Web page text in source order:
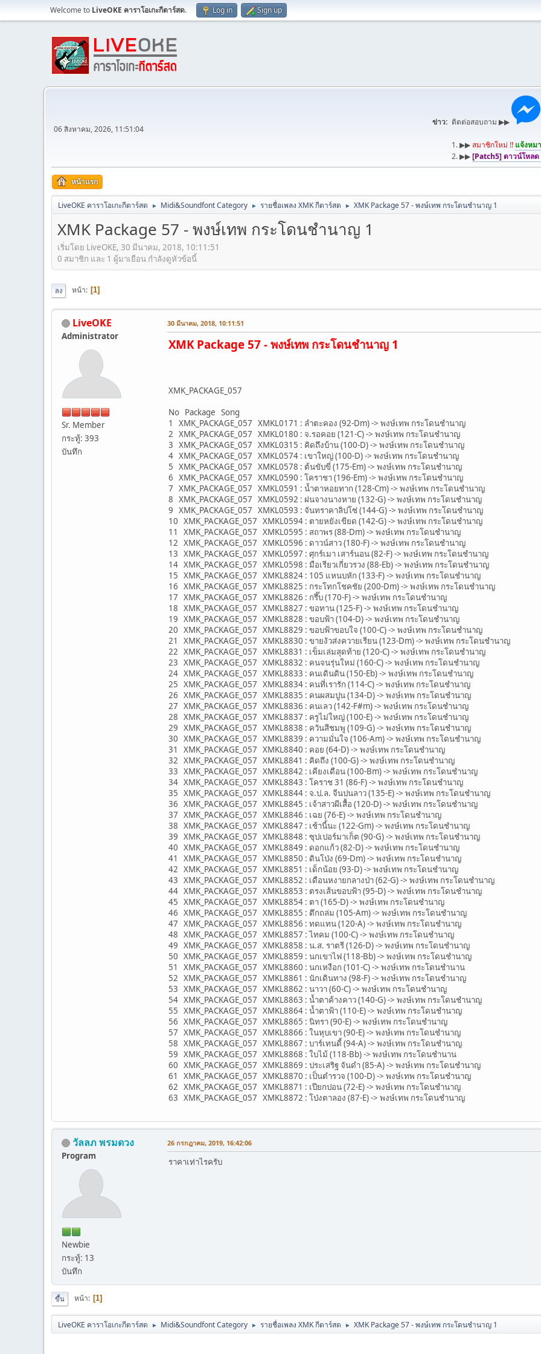
Welcome to LiveOKE คาราโอเกะกีตาร์สด. Log in Sign up
06 สิงหาคม, 2026, 11:51:04
ข่าว: ติดต่อสอบถาม ▶▶
1. ▶▶สมาชิกใหม่ !! แจ้งหม
2. ▶▶[Patch5] ดาวน์โหลด
หน้าแรก
LiveOKE คาราโอเกะกีตาร์สด ► Midi&Soundfont Category ► รายชื่อเพลง XMK กีตาร์สด ► XMK Package 57 - พงษ์เทพ กระโดนชำนาญ 1
XMK Package 57 - พงษ์เทพ กระโดนชำนาญ 1
เริ่มโดย LiveOKE, 30 มีนาคม, 2018, 10:11:51
0 สมาชิก และ 1 ผู้มาเยือน กำลังดูหัวข้อนี้
ลง หน้า 1
LiveOKE
Administrator
Sr. Member
กระทู้: 393
บันทึก
30 มีนาคม, 2018, 10:11:51
XMK Package 57 - พงษ์เทพ กระโดนชำนาญ 1
XMK_PACKAGE_057
No Package Song
1 XMK_PACKAGE_057 XMKL0171 : ลำตะคอง (92-Dm) -> พงษ์เทพ กระโดนชำนาญ
2 XMK_PACKAGE_057 XMKL0180 : จ.รอคอย (121-C) -> พงษ์เทพ กระโดนชำนาญ
3 XMK_PACKAGE_057 XMKL0315 : คิดถึงบ้าน (100-D) -> พงษ์เทพ กระโดนชำนาญ
4 XMK_PACKAGE_057 XMKL0574 : เขาใหญ่ (100-D) -> พงษ์เทพ กระโดนชำนาญ
5 XMK_PACKAGE_057 XMKL0578 : ต้นขับขี่ (175-Em) -> พงษ์เทพ กระโดนชำนาญ
6 XMK_PACKAGE_057 XMKL0590 : โคราชา (196-Em) -> พงษ์เทพ กระโดนชำนาญ
7 XMK_PACKAGE_057 XMKL0591 : น้ำตาหอยทาก (128-Cm) -> พงษ์เทพ กระโดนชำนาญ
8 XMK_PACKAGE_057 XMKL0592 : ฝนจางนางหาย (132-G) -> พงษ์เทพ กระโดนชำนาญ
9 XMK_PACKAGE_057 XMKL0593 : จันทราคาลิปโซ่ (144-G) -> พงษ์เทพ กระโดนชำนาญ
10 XMK_PACKAGE_057 XMKL0594 : ตายหยังเขียด (142-G) -> พงษ์เทพ กระโดนชำนาญ
11 XMK_PACKAGE_057 XMKL0595 : สถาพร (88-Dm) -> พงษ์เทพ กระโดนชำนาญ
12 XMK_PACKAGE_057 XMKL0596 : ดาวน์สาว (180-F) -> พงษ์เทพ กระโดนชำนาญ
13 XMK_PACKAGE_057 XMKL0597 : ศุกร์เมา เสาร์นอน (82-F) -> พงษ์เทพ กระโดนชำนาญ
14 XMK_PACKAGE_057 XMKL0598 : มือเรียวเกี่ยวรวง (88-Eb) -> พงษ์เทพ กระโดนชำนาญ
15 XMK_PACKAGE_057 XMKL8824 : 105 แหนบหัก (133-F) -> พงษ์เทพ กระโดนชำนาญ
16 XMK_PACKAGE_057 XMKL8825 : กระโทกโชคชัย (200-Dm) -> พงษ์เทพ กระโดนชำนาญ
17 XMK_PACKAGE_057 XMKL8826 : กรึ๊บ (170-F) -> พงษ์เทพ กระโดนชำนาญ
18 XMK_PACKAGE_057 XMKL8827 : ขอทาน (125-F) -> พงษ์เทพ กระโดนชำนาญ
19 XMK_PACKAGE_057 XMKL8828 : ขอบฟ้า (104-D) -> พงษ์เทพ กระโดนชำนาญ
20 XMK_PACKAGE_057 XMKL8829 : ขอบฟ้าขอบใจ (100-C) -> พงษ์เทพ กระโดนชำนาญ
21 XMK_PACKAGE_057 XMKL8830 : ขายงัวส่งควายเรียน (123-Dm) -> พงษ์เทพ กระโดนชำนาญ
22 XMK_PACKAGE_057 XMKL8831 : เข็มเล่มสุดท้าย (120-C) -> พงษ์เทพ กระโดนชำนาญ
23 XMK_PACKAGE_057 XMKL8832 : คนจนรุ่นใหม่ (160-C) -> พงษ์เทพ กระโดนชำนาญ
24 XMK_PACKAGE_057 XMKL8833 : คนเดินดิน (150-Eb) -> พงษ์เทพ กระโดนชำนาญ
25 XMK_PACKAGE_057 XMKL8834 : คนที่เรารัก (114-C) -> พงษ์เทพ กระโดนชำนาญ
26 XMK_PACKAGE_057 XMKL8835 : คนผสมปูน (134-D) -> พงษ์เทพ กระโดนชำนาญ
27 XMK_PACKAGE_057 XMKL8836 : คนเลว (142-F#m) -> พงษ์เทพ กระโดนชำนาญ
28 XMK_PACKAGE_057 XMKL8837 : ครูไม่ใหญ่ (100-E) -> พงษ์เทพ กระโดนชำนาญ
29 XMK_PACKAGE_057 XMKL8838 : ควันสีชมพู (109-G) -> พงษ์เทพ กระโดนชำนาญ
30 XMK_PACKAGE_057 XMKL8839 : ความมั่นใจ (106-Am) -> พงษ์เทพ กระโดนชำนาญ
31 XMK_PACKAGE_057 XMKL8840 : คอย (64-D) -> พงษ์เทพ กระโดนชำนาญ
32 XMK_PACKAGE_057 XMKL8841 : คิดถึง (100-G) -> พงษ์เทพ กระโดนชำนาญ
33 XMK_PACKAGE_057 XMKL8842 : เคียงเดือน (100-Bm) -> พงษ์เทพ กระโดนชำนาญ
34 XMK_PACKAGE_057 XMKL8843 : โคราช 31 (86-F) -> พงษ์เทพ กระโดนชำนาญ
35 XMK_PACKAGE_057 XMKL8844 : จ.ป.ล. จีนปนลาว (135-E) -> พงษ์เทพ กระโดนชำนาญ
36 XMK_PACKAGE_057 XMKL8845 : เจ้าสาวผีเสื้อ (120-D) -> พงษ์เทพ กระโดนชำนาญ
37 XMK_PACKAGE_057 XMKL8846 : เฉย (76-E) -> พงษ์เทพ กระโดนชำนาญ
38 XMK_PACKAGE_057 XMKL8847 : เช้านี้นะ (122-Gm) -> พงษ์เทพ กระโดนชำนาญ
39 XMK_PACKAGE_057 XMKL8848 : ซุปเปอร์มาเก็ต (90-G) -> พงษ์เทพ กระโดนชำนาญ
40 XMK_PACKAGE_057 XMKL8849 : ดอกแก้ว (82-D) -> พงษ์เทพ กระโดนชำนาญ
41 XMK_PACKAGE_057 XMKL8850 : ดินโป่ง (69-Dm) -> พงษ์เทพ กระโดนชำนาญ
42 XMK_PACKAGE_057 XMKL8851 : เด็กน้อย (93-D) -> พงษ์เทพ กระโดนชำนาญ
43 XMK_PACKAGE_057 XMKL8852 : เดือนหงายกลางป่า (62-G) -> พงษ์เทพ กระโดนชำนาญ
44 XMK_PACKAGE_057 XMKL8853 : ตรงเส้นขอบฟ้า (95-D) -> พงษ์เทพ กระโดนชำนาญ
45 XMK_PACKAGE_057 XMKL8854 : ตา (165-D) -> พงษ์เทพ กระโดนชำนาญ
46 XMK_PACKAGE_057 XMKL8855 : ตึกถล่ม (105-Am) -> พงษ์เทพ กระโดนชำนาญ
47 XMK_PACKAGE_057 XMKL8856 : ทดแทน (120-A) -> พงษ์เทพ กระโดนชำนาญ
48 XMK_PACKAGE_057 XMKL8857 : ไทคม (100-C) -> พงษ์เทพ กระโดนชำนาญ
49 XMK_PACKAGE_057 XMKL8858 : น.ส. ราตรี (126-D) -> พงษ์เทพ กระโดนชำนาญ
50 XMK_PACKAGE_057 XMKL8859 : นกเขาไฟ (118-Bb) -> พงษ์เทพ กระโดนชำนาญ
51 XMK_PACKAGE_057 XMKL8860 : นกเหงือก (101-C) -> พงษ์เทพ กระโดนชำนาน
52 XMK_PACKAGE_057 XMKL8861 : นักเดินทาง (98-F) -> พงษ์เทพ กระโดนชำนาญ
53 XMK_PACKAGE_057 XMKL8862 : นาวา (60-C) -> พงษ์เทพ กระโดนชำนาญ
54 XMK_PACKAGE_057 XMKL8863 : น้ำตาค้างคาว (140-G) -> พงษ์เทพ กระโดนชำนาญ
55 XMK_PACKAGE_057 XMKL8864 : น้ำตาฟ้า (110-E) -> พงษ์เทพ กระโดนชำนาญ
56 XMK_PACKAGE_057 XMKL8865 : นิทรา (90-E) -> พงษ์เทพ กระโดนชำนาญ
57 XMK_PACKAGE_057 XMKL8866 : ในหุบเขา (90-E) -> พงษ์เทพ กระโดนชำนาญ
58 XMK_PACKAGE_057 XMKL8867 : บาร์เทนดี้ (94-A) -> พงษ์เทพ กระโดนชำนาญ
59 XMK_PACKAGE_057 XMKL8868 : ใบไม้ (118-Bb) -> พงษ์เทพ กระโดนชำนาน
60 XMK_PACKAGE_057 XMKL8869 : ประเสริฐ จันดำ (85-A) -> พงษ์เทพ กระโดนชำนาญ
61 XMK_PACKAGE_057 XMKL8870 : เป็นตำรวจ (100-D) -> พงษ์เทพ กระโดนชำนาญ
62 XMK_PACKAGE_057 XMKL8871 : เปียกปอน (72-E) -> พงษ์เทพ กระโดนชำนาญ
63 XMK_PACKAGE_057 XMKL8872 : โป่งตาลอง (87-E) -> พงษ์เทพ กระโดนชำนาญ
วัลลภ พรมดวง
Program
Newbie
กระทู้: 13
บันทึก
26 กรกฎาคม, 2019, 16:42:06
ราคาเท่าไรครับ
ขึ้น หน้า 1
LiveOKE คาราโอเกะกีตาร์สด ► Midi&Soundfont Category ► รายชื่อเพลง XMK กีตาร์สด ► XMK Package 57 - พงษ์เทพ กระโดนชำนาญ 1